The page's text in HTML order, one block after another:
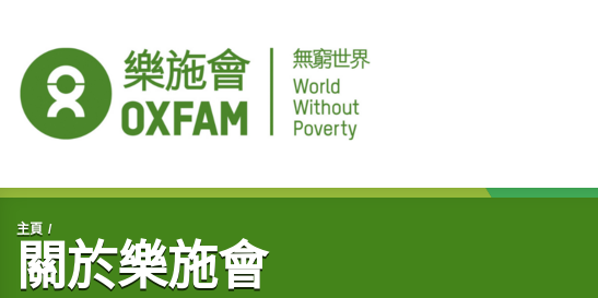
開始主要內容
主頁
關於樂施會